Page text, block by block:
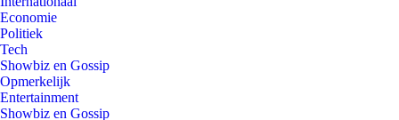
Economie
Politiek
Tech
Showbiz en Gossip
Opmerkelijk
Entertainment
Showbiz en Gossip